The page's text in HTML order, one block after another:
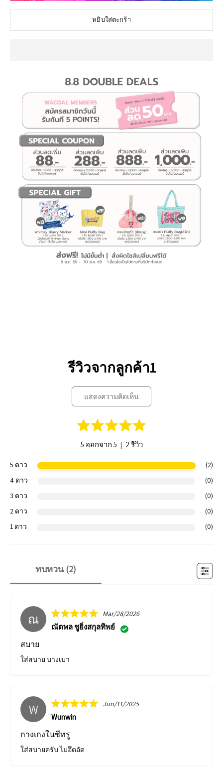
หยิบใส่ตะกร้า
รีวิวจากลูกค้า1
แสดงความคิดเห็น
5 ออกจาก 5 | 2 รีวิว
5 ดาว
(2)
4 ดาว
(0)
3 ดาว
(0)
2 ดาว
(0)
1 ดาว
(0)
ทบทวน (2)
ณ Mar/28/2026
ณัตพล ชูยิ่งสกุลทิพย์
สบาย
ใส่สบาย บางเบา
W Jun/11/2025
Wunwin
กางเกงในซีทรู
ใส่สบายครับ ไม่อึดอัด